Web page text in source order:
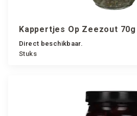
Kappertjes Op Zeezout 70g
Direct beschikbaar.
Stuks